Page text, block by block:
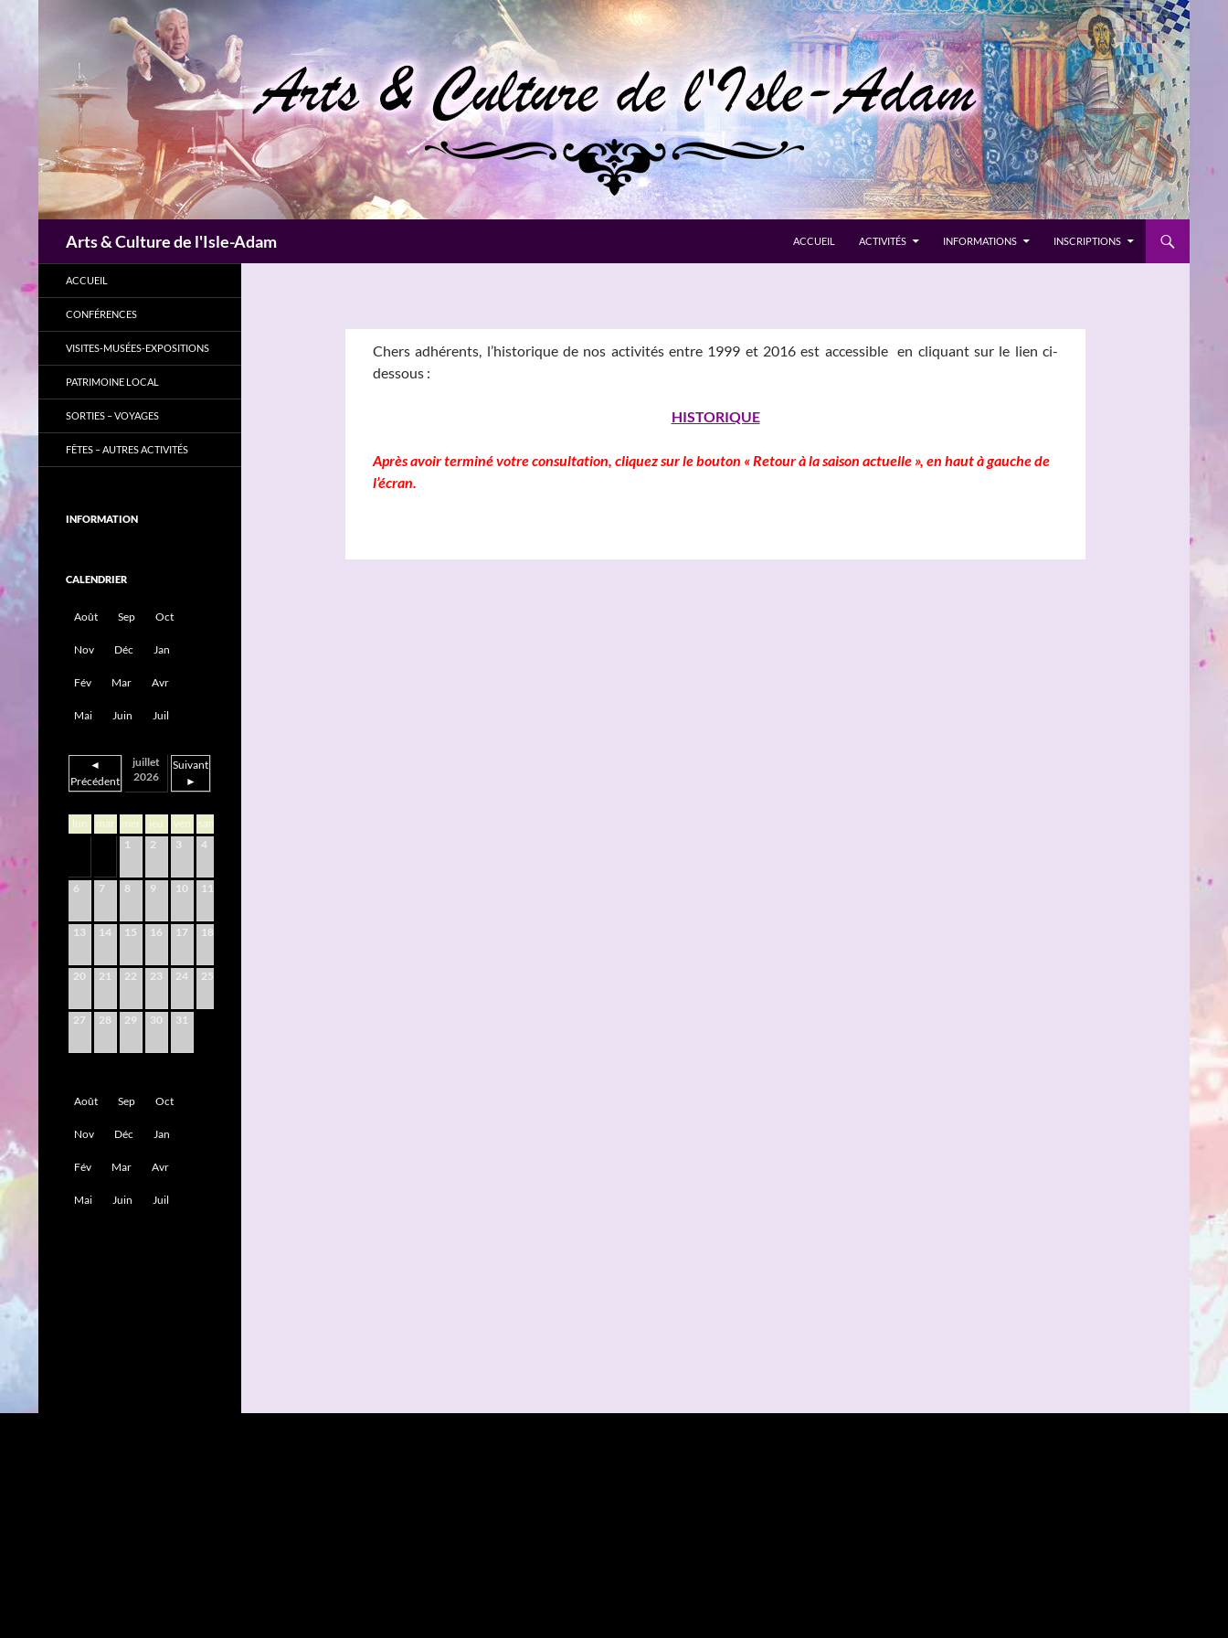
Arts & Culture de l'Isle-Adam ACCUEIL ACTIVITÉS INFORMATIONS INSCRIPTIONS
Chers adhérents, l’historique de nos activités entre 1999 et 2016 est accessible en cliquant sur le lien ci-
dessous :
HISTORIQUE
Après avoir terminé votre consultation, cliquez sur le bouton « Retour à la saison actuelle », en haut à gauche de
l’écran.
ACCUEIL
CONFÉRENCES
VISITES-MUSÉES-EXPOSITIONS
PATRIMOINE LOCAL
SORTIES – VOYAGES
FÊTES – AUTRES ACTIVITÉS
INFORMATION
CALENDRIER
Août Sep Oct
Nov Déc Jan
Fév Mar Avr
Mai Juin Juil
◄
Précédent
juillet
2026
Suivant
►
lun mar mer jeu ven sam
1
2 3 4
6 7 8 9 10 11
13 14 15 16 17 18
20 21 22 23 24 25
27 28 29 30 31
Août Sep Oct
Nov Déc Jan
Fév Mar Avr
Mai Juin Juil